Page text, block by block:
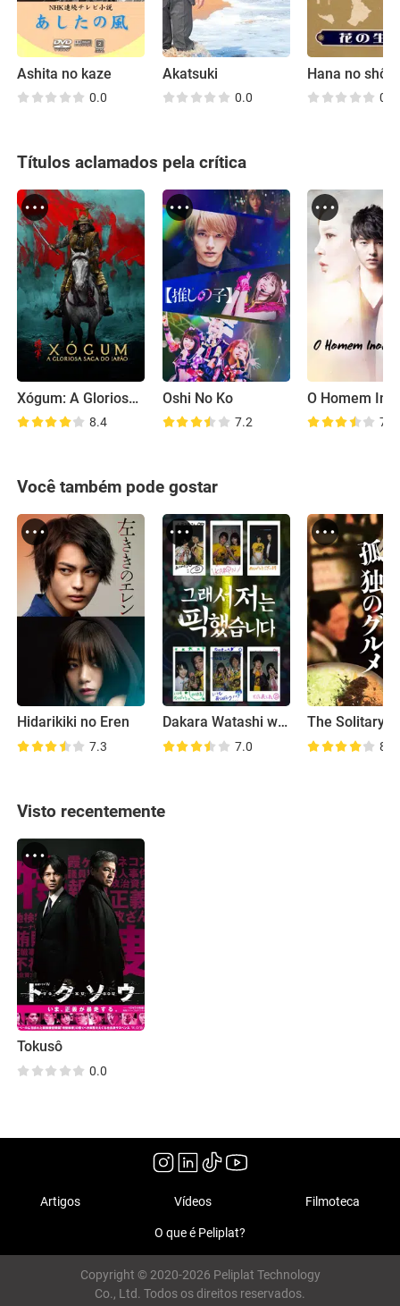
Ashita no kaze
0.0
Akatsuki
0.0
Hana no
0.0
Títulos aclamados pela crítica
Xógum: A Gloriosa Saga do Japão
8.4
Oshi No Ko
7.2
O Homem
7.6
Você também pode gostar
Hidarikiki no Eren
7.3
Dakara Watashi wa Oshimashita
7.0 8.1
Visto recentemente
Tokusô
0.0
Artigos Vídeos Filmoteca
O que é Peliplat?
Copyright © 2020-2026 Peliplat Technology
Co., Ltd. Todos os direitos reservados.